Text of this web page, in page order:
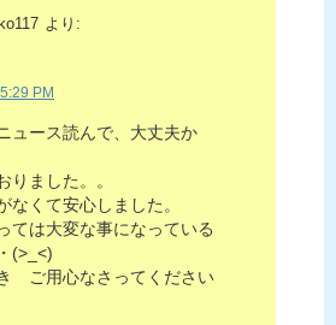
より:
PM
ュース読んで、大丈夫か
りました。。
なくて安心しました。
ては大変な事になっている
(>_<)
ご用心なさってください